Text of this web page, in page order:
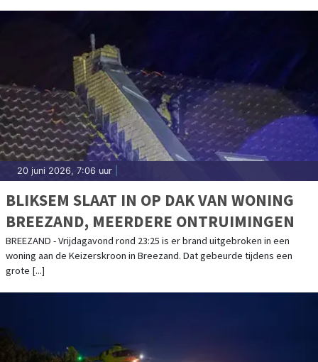
20 juni 2026, 7:06 uur
BLIKSEM SLAAT IN OP DAK VAN WONING
BREEZAND, MEERDERE ONTRUIMINGEN
BREEZAND - Vrijdagavond rond 23:25 is er brand uitgebroken in een
woning aan de Keizerskroon in Breezand. Dat gebeurde tijdens een
grote [...]